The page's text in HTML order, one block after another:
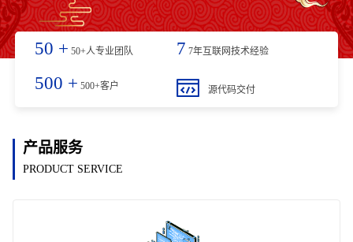
50 + 50+人专业团队 7 7年互联网技术经验
500 + 500+客户 源代码交付
产品服务
PRODUCT SERVICE